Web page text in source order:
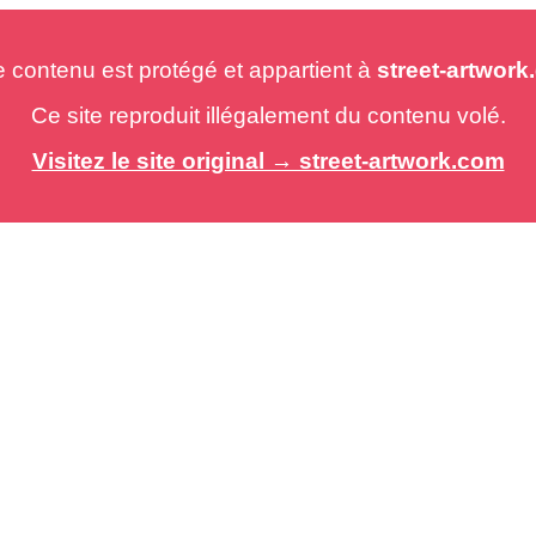
est protégé et appartient à street-
Ce site reproduit illégalement du contenu volé.
Visitez le site original → street-artwork.com